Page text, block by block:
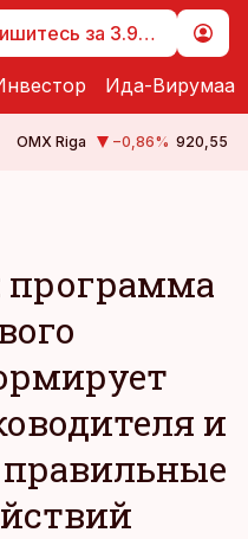
Подпишитесь за 3.99 €
Ида-Вирумаа
OMX Riga −0,86% 920,55
программа
и
правильные